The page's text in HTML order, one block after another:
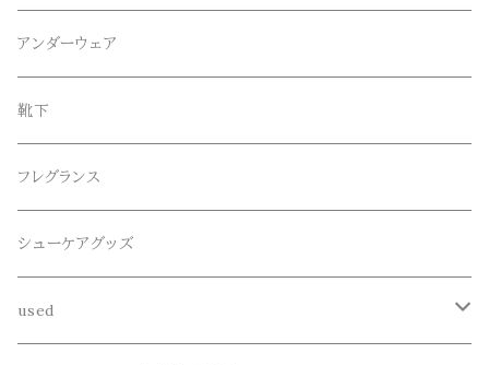
CANDY DESIGN&WORKS(CDW)
collonil(コロニル)
CountyComm(カウンティーコム)
decka(デカ)
dros dro(ドロスドロ)
シャツ
カーディガン
ショート
シューズ
シューズ
サンダル
メガネ、サングラス
ベルト
腕時計
キーアクセサリー
財布、コインケース、マネークリップ
リング
ブレスレット、バングル
ネックレス
アンダーウェア
靴下
フレグランス
シューケアグッズ
used